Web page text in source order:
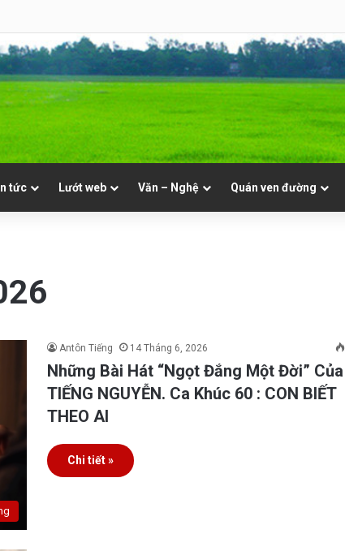
19 Thường Niên A
tức Lướt web Văn – Nghệ Quán ven đường
Antôn Tiếng 14 Tháng 6, 2026
Những Bài Hát “Ngọt Đắng Một Đời” Của
TIẾNG NGUYỄN. Ca Khúc 60 : CON BIẾT
THEO AI
Chi tiết »